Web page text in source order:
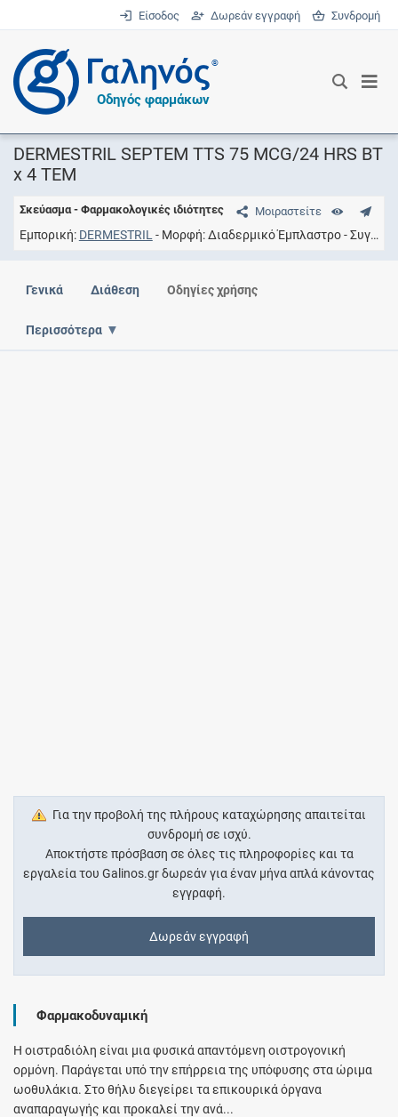
Είσοδος Δωρεάν εγγραφή Συνδρομή
®
Οδηγός φαρμάκων
DERMESTRIL SEPTEM TTS 75 MCG/24 HRS BT
x 4 TEM
Μοιραστείτε
Σκεύασμα - Φαρμακολογικές ιδιότητες
Εμπορική DERMESTRIL Μορφή Διαδερμικό Έμπλαστρο Συγκέντρωση
Γενικά Διάθεση Οδηγίες χρήσης
Περισσότερα
Για την προβολή της πλήρους καταχώρησης απαιτείται
συνδρομή σε ισχύ.
Αποκτήστε πρόσβαση σε όλες τις πληροφορίες και τα
εργαλεία του Galinos.gr δωρεάν για έναν μήνα απλά κάνοντας
εγγραφή.
Δωρεάν εγγραφή
Φαρμακοδυναμική
Η οιστραδιόλη είναι μια φυσικά απαντόμενη οιστρογονική
ορμόνη. Παράγεται υπό την επήρρεια της υπόφυσης στα ώριμα
ωοθυλάκια. Στο θήλυ διεγείρει τα επικουρικά όργανα
αναπαραγωγής και προκαλεί την ανά...